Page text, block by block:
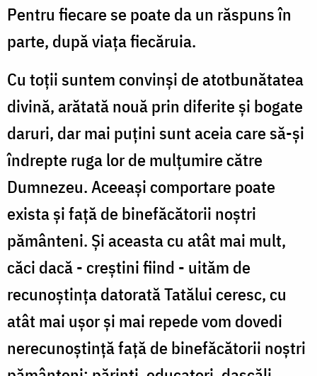
Pentru fiecare se poate da un răspuns în
parte, după viaţa fiecăruia.
Cu toţii suntem convinşi de atotbunătatea
divină, arătată nouă prin diferite şi bogate
daruri, dar mai puţini sunt aceia care să-şi
îndrepte ruga lor de mulţumire către
Dumnezeu. Aceeaşi comportare poate
exista şi faţă de binefăcătorii noştri
pământeni. Şi aceasta cu atât mai mult,
căci dacă - creştini fiind - uităm de
recunoştinţa datorată Tatălui ceresc, cu
atât mai uşor şi mai repede vom dovedi
nerecunoştinţă faţă de binefăcătorii noştri